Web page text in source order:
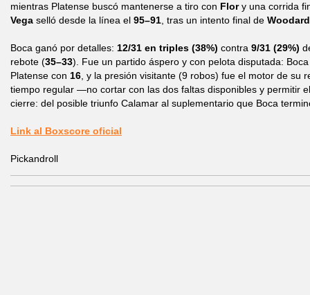
mientras Platense buscó mantenerse a tiro con Flory una corrida
Vega selló desde la línea el 95–91 , tras un intento final de Woodard
Boca ganó por detalles: 12/31 en triples (38%) contra 9/31 (29%)
rebote (35–33). Fue un partido áspero y con pelota disputada:
Platense con 16 , y la presión visitante (9 robos) fue el motor de su
tiempo regular —no cortar con las dos faltas disponibles y permitir
cierre: del posible triunfo Calamar al suplementario que Boca
Link al Boxscore oficial
Pickandroll